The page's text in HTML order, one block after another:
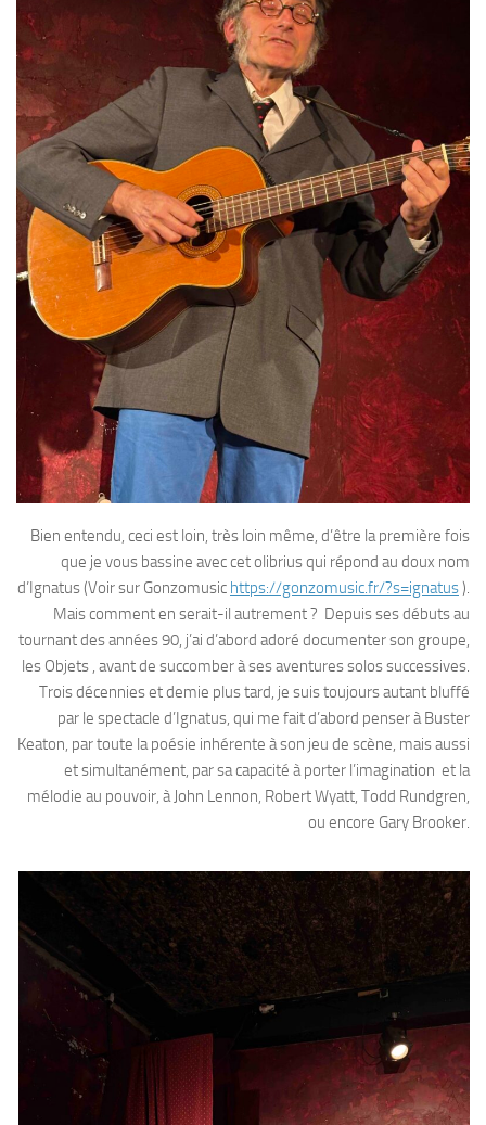
Bien entendu, ceci est loin, très loin même, d’être la première fois
que je vous bassine avec cet olibrius qui répond au doux nom
d’Ignatus (Voir sur Gonzomusic https://gonzomusic.fr/?s=ignatus ).
Mais comment en serait-il autrement ? Depuis ses débuts au
tournant des années 90, j’ai d’abord adoré documenter son groupe,
les Objets , avant de succomber à ses aventures solos successives.
Trois décennies et demie plus tard, je suis toujours autant bluffé
par le spectacle d’Ignatus, qui me fait d’abord penser à Buster
Keaton, par toute la poésie inhérente à son jeu de scène, mais aussi
et simultanément, par sa capacité à porter l’imagination et la
mélodie au pouvoir, à John Lennon, Robert Wyatt, Todd Rundgren,
ou encore Gary Brooker.